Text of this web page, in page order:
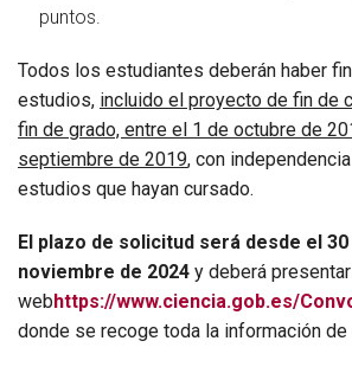
puntos.
Todos los estudiantes deberán haber
estudios, incluido el proyecto de fin de
fin de grado, entre el 1 de octubre de
septiembre de 2019, con
estudios que hayan cursado.
El plazo de solicitud será desde el
noviembre de 2024 y deberá
webhttps://www.ciencia.gob.es/
donde se recoge toda la información